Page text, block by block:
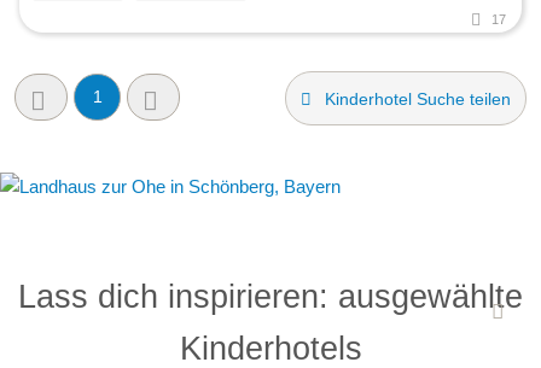
17
1 Kinderhotel Suche teilen
Lass dich inspirieren: ausgewählte
Kinderhotels